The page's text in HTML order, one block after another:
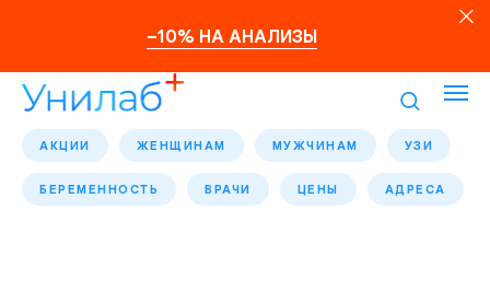
–10% НА АНАЛИЗЫ
АКЦИИ ЖЕНЩИНАМ МУЖЧИНАМ УЗИ
БЕРЕМЕННОСТЬ ВРАЧИ ЦЕНЫ АДРЕСА